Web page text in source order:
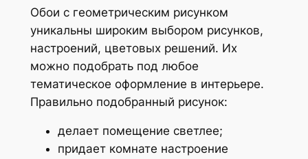
Обои с геометрическим рисунком
уникальны широким выбором рисунков,
настроений, цветовых решений. Их
можно подобрать под любое
тематическое оформление в интерьере.
Правильно подобранный рисунок:
делает помещение светлее;
придает комнате настроение